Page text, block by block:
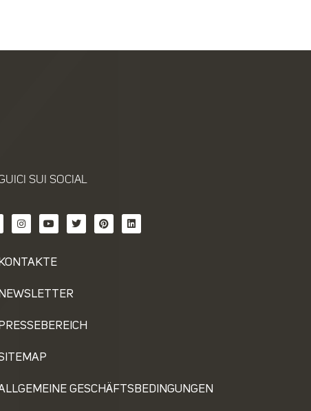
SUI SOCIAL
KONTAKTE
NEWSLETTER
PRESSEBEREICH
GESCHÄFTSBEDINGUNGEN